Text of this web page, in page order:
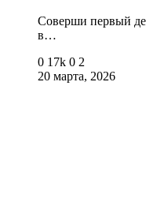
Соверши первый
в…
0 17k 0 2
20 марта, 2026